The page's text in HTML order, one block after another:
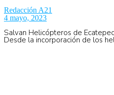
Redacción A21
4 mayo, 2023
Salvan Helicópteros de
Desde la incorporación de los